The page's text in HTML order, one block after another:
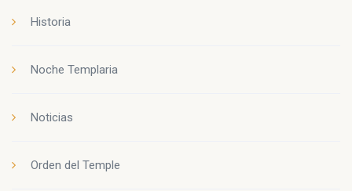
Historia
Noche Templaria
Noticias
Orden del Temple